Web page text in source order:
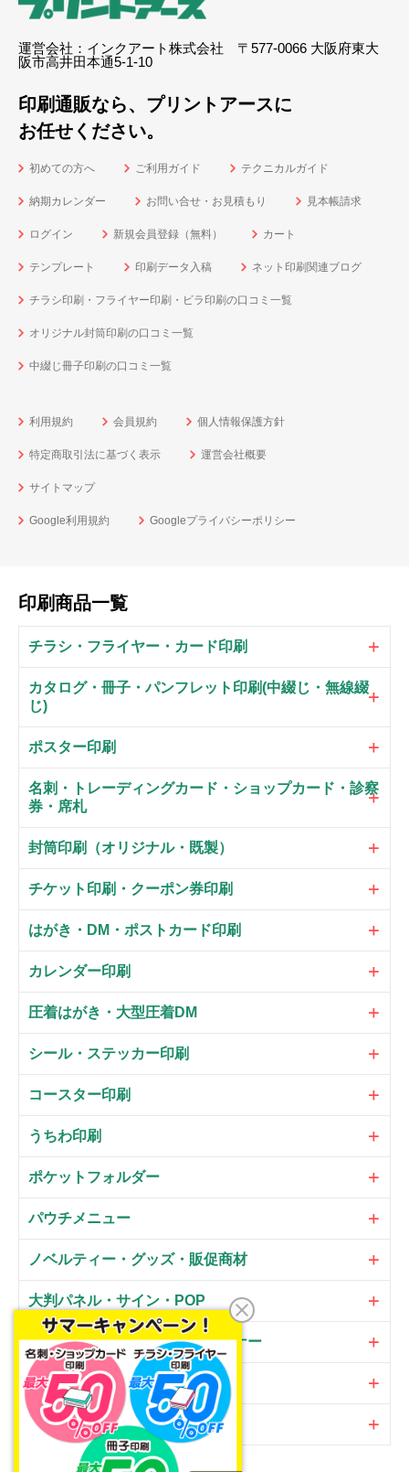
運営会社：インクアート株式会社 〒577-0066 大阪府東大
阪市高井田本通5-1-10
印刷通販なら、プリントアースに
お任せください。
初めての方へ ご利用ガイド テクニカルガイド
納期カレンダー お問い合せ・お見積もり 見本帳請求
ログイン 新規会員登録（無料） カート
テンプレート 印刷データ入稿 ネット印刷関連ブログ
チラシ印刷・フライヤー印刷・ビラ印刷の口コミ一覧
オリジナル封筒印刷の口コミ一覧
中綴じ冊子印刷の口コミ一覧
利用規約 会員規約 個人情報保護方針
特定商取引法に基づく表示 運営会社概要
サイトマップ
Google利用規約 Googleプライバシーポリシー
印刷商品一覧
チラシ・フライヤー・カード印刷
カタログ・冊子・パンフレット印刷(中綴じ・無線綴
じ)
ポスター印刷
名刺・トレーディングカード・ショップカード・診察
券・席札
封筒印刷（オリジナル・既製）
チケット印刷・クーポン券印刷
はがき・DM・ポストカード印刷
カレンダー印刷
圧着はがき・大型圧着DM
シール・ステッカー印刷
コースター印刷
うちわ印刷
ポケットフォルダー
パウチメニュー
ノベルティー・グッズ・販促商材
大判パネル・サイン・POP
のぼり・フラッグ・横断幕・バナー
オプション
加工